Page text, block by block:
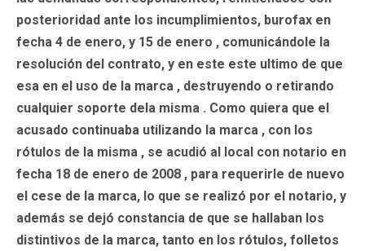
posterioridad ante los incumplimientos, burofax en
fecha 4 de enero, y 15 de enero , comunicándole la
resolución del contrato, y en este este ultimo de que
esa en el uso de la marca , destruyendo o retirando
cualquier soporte dela misma . Como quiera que el
acusado continuaba utilizando la marca , con los
rótulos de la misma , se acudió al local con notario en
fecha 18 de enero de 2008 , para requerirle de nuevo
el cese de la marca, lo que se realizó por el notario, y
además se dejó constancia de que se hallaban los
distintivos de la marca, tanto en los rótulos, folletos